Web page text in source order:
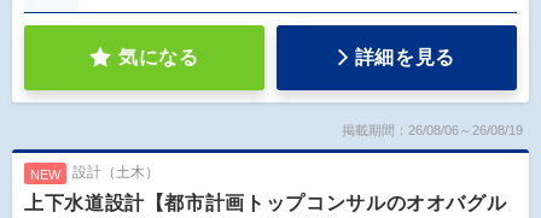
気になる 詳細を見る
掲載期間：26/08/06～26/08/19
NEW 設計（土木）
上下水道設計【都市計画トップコンサルのオオバグル